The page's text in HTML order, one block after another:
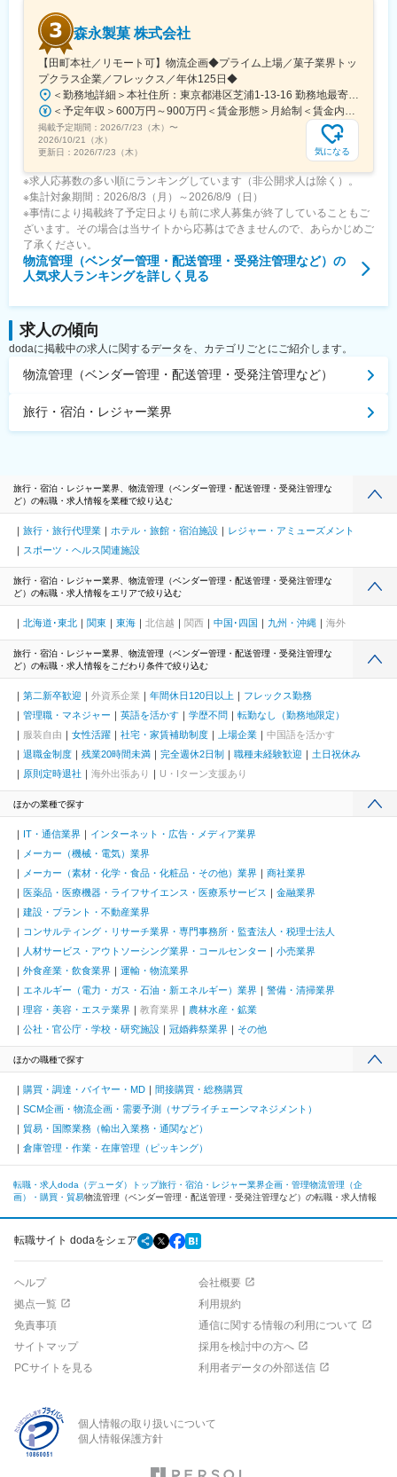
森永製菓 株式会社
【田町本社／リモート可】物流企画◆プライム上場／菓子業界トッ
プクラス企業／フレックス／年休125日◆
掲載予定期間： 2026/7/23（木） 〜
2026/10/21（水）
更新日： 2026/7/23（木） 気になる
※求人応募数の多い順にランキングしています（非公開求人は除く）。
※集計対象期間：2026/8/3（月）～2026/8/9（日）
※事情により掲載終了予定日よりも前に求人募集が終了していることもご
ざいます。その場合は当サイトから応募はできませんので、あらかじめご
了承ください。
物流管理（ベンダー管理・配送管理・受発注管理など） の
人気求人ランキングを詳しく見る
求人の傾向
dodaに掲載中の求人に関するデータを、カテゴリごとにご紹介します。
物流管理（ベンダー管理・配送管理・受発注管理など）
旅行・宿泊・レジャー業界
旅行・宿泊・レジャー業界、物流管理（ベンダー管理・配送管理・受発注管理な
ど）の転職・求人情報を業種で絞り込む
旅行・旅行代理業 ホテル・旅館・宿泊施設
レジャー・アミューズメント
スポーツ・ヘルス関連施設
旅行・宿泊・レジャー業界、物流管理（ベンダー管理・配送管理・受発注管理な
ど）の転職・求人情報をエリアで絞り込む
北海道･東北 関東 東海 北信越 関西 中国･四国 九州・沖縄 海外
旅行・宿泊・レジャー業界、物流管理（ベンダー管理・配送管理・受発注管理な
ど）の転職・求人情報をこだわり条件で絞り込む
第二新卒歓迎 外資系企業 年間休日120日以上
フレックス勤務
管理職・マネジャー
英語を活かす 学歴不問
転勤なし（勤務地限定）
服装自由
女性活躍 社宅・家賃補助制度 上場企業
中国語を活かす
退職金制度
残業20時間未満 完全週休2日制 職種未経験歓迎
土日祝休み
原則定時退社
海外出張あり U・Iターン支援あり
ほかの業種で探す
IT・通信業界
インターネット・広告・メディア業界
メーカー（機械・電気）業界
メーカー（素材・化学・食品・化粧品・その他）業界
商社業界
医薬品・医療機器・ライフサイエンス・医療系サービス
金融業界
建設・プラント・不動産業界
コンサルティング・リサーチ業界・専門事務所・監査法人・税理士法人
人材サービス・アウトソーシング業界・コールセンター
小売業界
外食産業・飲食業界
運輸・物流業界
エネルギー（電力・ガス・石油・新エネルギー）業界
警備・清掃業界
理容・美容・エステ業界
教育業界
農林水産・鉱業
公社・官公庁・学校・研究施設
冠婚葬祭業界 その他
ほかの職種で探す
購買・調達・バイヤー・MD
間接購買・総務購買
SCM企画・物流企画・需要予測（サプライチェーンマネジメント）
貿易・国際業務（輸出入業務・通関など）
倉庫管理・作業・在庫管理（ピッキング）
転職・求人doda（デューダ）トップ旅行・宿泊・レジャー業界企画・管理物流管理（企
画）・購買・貿易物流管理（ベンダー管理・配送管理・受発注管理など）の転職・求人情報
転職サイト dodaをシェア
ヘルプ
会社概要
拠点一覧
利用規約
免責事項
通信に関する情報の利用について
サイトマップ
採用を検討中の方へ
PCサイトを見る
利用者データの外部送信
個人情報の取り扱いについて
個人情報保護方針